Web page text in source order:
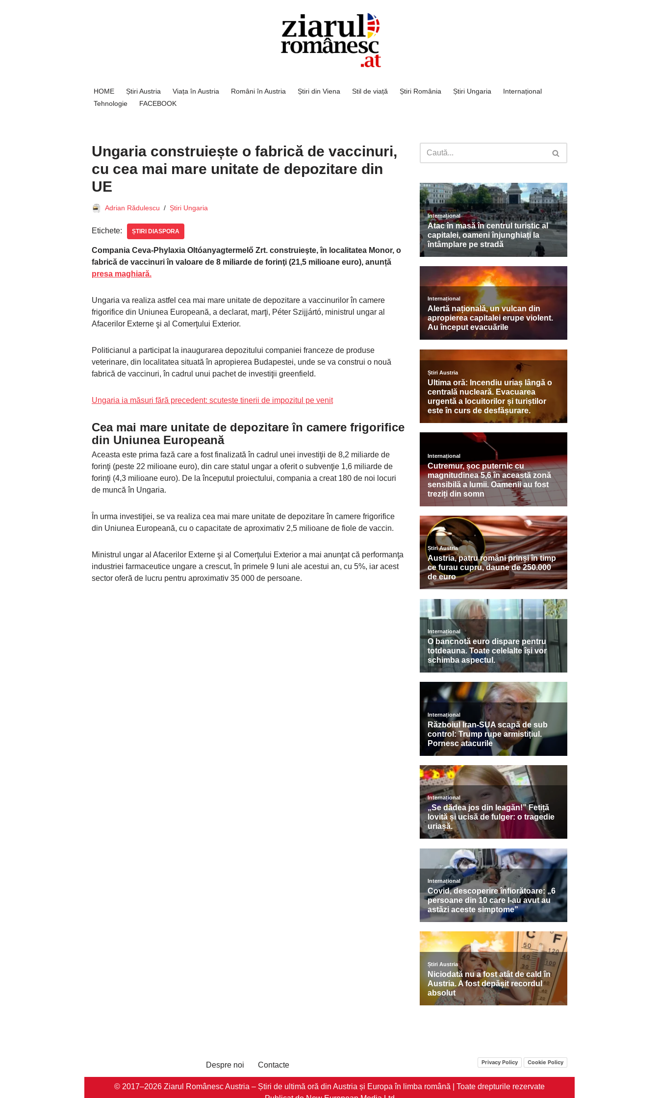
HOME Știri Austria Viața în Austria Români în Austria Știri din Viena Stil de viață Știri România Știri Ungaria
Internațional
Tehnologie
FACEBOOK
Ungaria construiește o fabrică de vaccinuri,
cu cea mai mare unitate de depozitare din
UE
Adrian Rădulescu Știri Ungaria
Etichete: ȘTIRI DIASPORA
Compania Ceva-Phylaxia Oltóanyagtermelő Zrt. construieşte, în localitatea Monor, o
fabrică de vaccinuri în valoare de 8 miliarde de forinţi (21,5 milioane euro), anunță
presa maghiară.
Ungaria va realiza astfel cea mai mare unitate de depozitare a vaccinurilor în camere
frigorifice din Uniunea Europeană, a declarat, marţi, Péter Szijjártó, ministrul ungar al
Afacerilor Externe şi al Comerţului Exterior.
Politicianul a participat la inaugurarea depozitului companiei franceze de produse
veterinare, din localitatea situată în apropierea Budapestei, unde se va construi o nouă
fabrică de vaccinuri, în cadrul unui pachet de investiţii greenfield.
Ungaria ia măsuri fără precedent: scutește tinerii de impozitul pe venit
Cea mai mare unitate de depozitare în camere frigorifice
din Uniunea Europeană
Aceasta este prima fază care a fost finalizată în cadrul unei investiţii de 8,2 miliarde de
forinţi (peste 22 milioane euro), din care statul ungar a oferit o subvenţie 1,6 miliarde de
forinţi (4,3 milioane euro). De la începutul proiectului, compania a creat 180 de noi locuri
de muncă în Ungaria.
În urma investiţiei, se va realiza cea mai mare unitate de depozitare în camere frigorifice
din Uniunea Europeană, cu o capacitate de aproximativ 2,5 milioane de fiole de vaccin.
Ministrul ungar al Afacerilor Externe şi al Comerţului Exterior a mai anunţat că performanţa
industriei farmaceutice ungare a crescut, în primele 9 luni ale acestui an, cu 5%, iar acest
sector oferă de lucru pentru aproximativ 35 000 de persoane.
Despre noi Contacte Privacy Policy Cookie Policy
© 2017–2026 Ziarul Românesc Austria – Știri de ultimă oră din Austria și Europa în limba română | Toate drepturile rezervate